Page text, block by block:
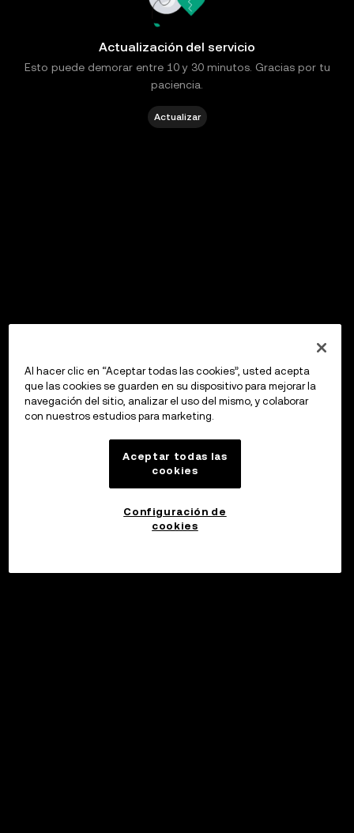
Actualización del servicio
Esto puede demorar entre 10 y 30 minutos. Gracias por tu
paciencia.
Actualizar
Al hacer clic en “Aceptar todas las cookies”, usted acepta
que las cookies se guarden en su dispositivo para mejorar la
navegación del sitio, analizar el uso del mismo, y colaborar
con nuestros estudios para marketing.
Aceptar todas las
cookies
Configuración de
cookies